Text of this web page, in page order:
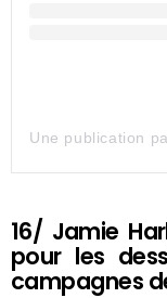
16/ Jamie
pour les
campagnes